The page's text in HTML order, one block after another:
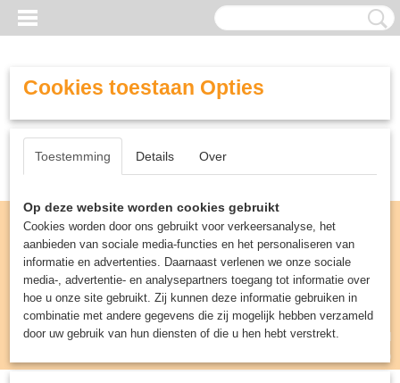
Inloggen Registreren
UW WINKELWAGEN
(0)
Cookies toestaan Opties
Toestemming Details Over
Op deze website worden cookies gebruikt
Cookies worden door ons gebruikt voor verkeersanalyse, het
aanbieden van sociale media-functies en het personaliseren van
informatie en advertenties. Daarnaast verlenen we onze sociale
media-, advertentie- en analysepartners toegang tot informatie over
hoe u onze site gebruikt. Zij kunnen deze informatie gebruiken in
combinatie met andere gegevens die zij mogelijk hebben verzameld
door uw gebruik van hun diensten of die u hen hebt verstrekt.